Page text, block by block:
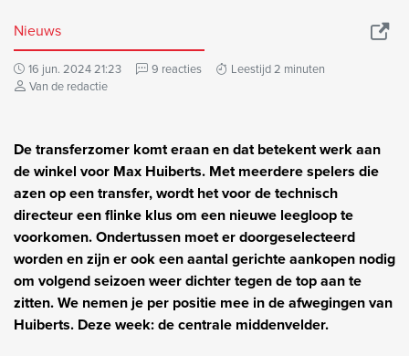
Nieuws
16 jun. 2024 21:23 9 reacties
Leestijd 2 minuten
Van de redactie
De transferzomer komt eraan en dat betekent werk aan
de winkel voor Max Huiberts. Met meerdere spelers die
azen op een transfer, wordt het voor de technisch
directeur een flinke klus om een nieuwe leegloop te
voorkomen. Ondertussen moet er doorgeselecteerd
worden en zijn er ook een aantal gerichte aankopen nodig
om volgend seizoen weer dichter tegen de top aan te
zitten. We nemen je per positie mee in de afwegingen van
Huiberts. Deze week: de centrale middenvelder.